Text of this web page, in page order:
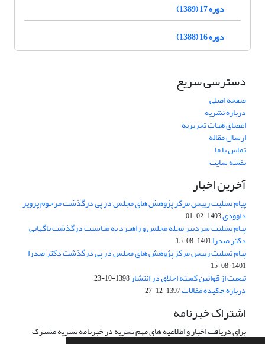
دوره 17 (1389)
دوره 16 (1388)
دسترسی سریع
صفحه اصلی
درباره نشریه
اعضای هیات تحریریه
ارسال مقاله
تماس با ما
نقشه سایت
آخرین اخبار
پیام تسلیت رییس مرکز پژوهش های مجلس در پی درگذشت مرحوم پرویز
داوودی1403-02-01
پیام تسلیت سردبیر مجله مجلس و راهبرد به مناسبت درگذشت ناگهانی
دکتر صدرا1401-08-15
پیام تسلیت رییس مرکز پژوهش های مجلس در پی درگذشت دکتر صدرا
1401-08-15
تبعیت از قوانین کمیته اخلاق در انتشار1398-10-23
درباره چکیده مقالات1397-12-27
اشتراک خبرنامه
برای دریافت اخبار و اطلاعیه های مهم نشریه در خبرنامه نشریه مشترک